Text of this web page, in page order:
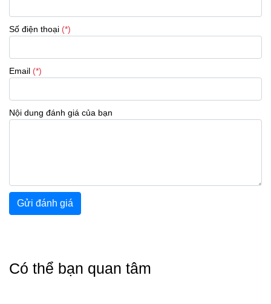
Số điện thoại (*)
Email (*)
Nội dung đánh giá của bạn
Gửi đánh giá
Có thể bạn quan tâm